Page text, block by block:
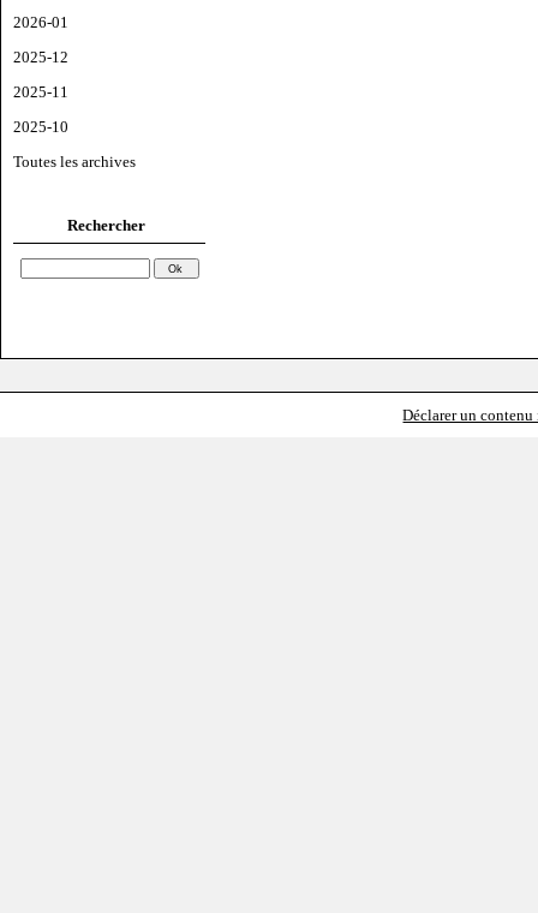
2026-01
2025-12
2025-11
2025-10
Toutes les archives
Rechercher
Déclarer un